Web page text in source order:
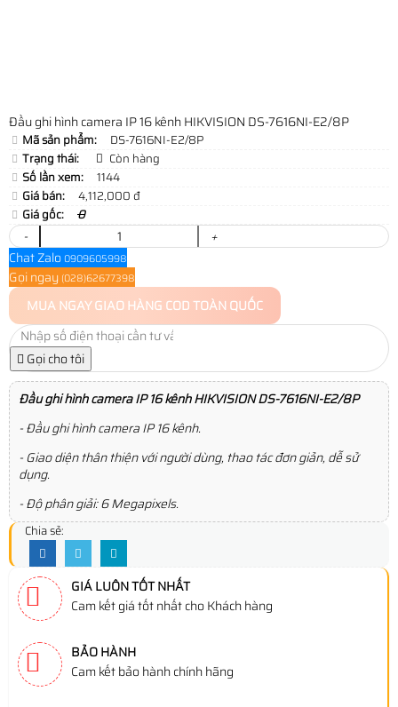
Đầu ghi hình camera IP 16 kênh HIKVISION DS-7616NI-E2/8P
Mã sản phẩm:
DS-7616NI-E2/8P
Trạng thái:
Còn hàng
Số lần xem:
1144
Giá bán:
4,112,000 đ
Giá gốc:
0
-
+
Chat Zalo 0909605998
Gọi ngay (028)62677398
MUA NGAYGIAO HÀNG COD TOÀN QUỐC
Gọi cho tôi
Đầu ghi hình camera IP 16 kênh HIKVISION DS-7616NI-E2/8P
- Đầu ghi hình camera IP 16 kênh.
- Giao diện thân thiện với người dùng, thao tác đơn giản, dễ sử
dụng.
- Độ phân giải: 6 Megapixels.
Chia sẻ:
GIÁ LUÔN TỐT NHẤT
Cam kết giá tốt nhất cho Khách hàng
BẢO HÀNH
Cam kết bảo hành chính hãng